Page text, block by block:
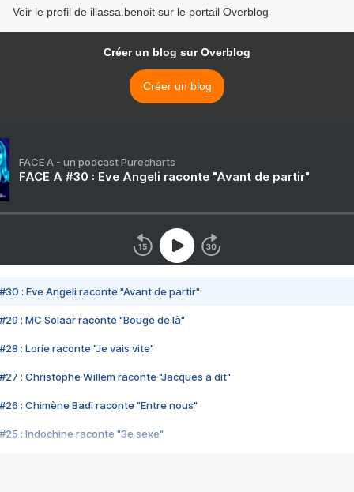
Voir le profil de illassa.benoit sur le portail Overblog
Créer un blog sur Overblog
Créer un blog
FACE A - un podcast Purecharts
FACE A #30 : Eve Angeli raconte "Avant de partir"
#30 : Eve Angeli raconte "Avant de partir"
#29 : MC Solaar raconte "Bouge de là"
#28 : Lorie raconte "Je vais vite"
#27 : Christophe Willem raconte "Jacques a dit"
#26 : Chimène Badi raconte "Entre nous"
#25 : Indochine raconte "3e sexe"